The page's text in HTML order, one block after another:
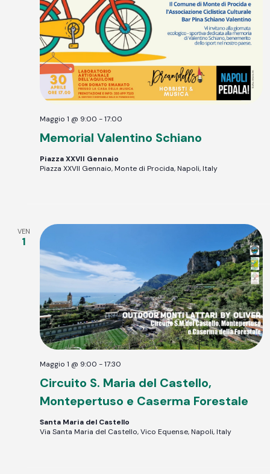
Memorial Valentino Schiano
Maggio 1 @ 9:00 -17:00
Piazza XXVII Gennaio
Piazza XXVII Gennaio, Monte di Procida, Napoli, Italy
VEN
1
Circuito S. Maria del Castello,
Montepertuso e Caserma Forestale
Maggio 1 @ 9:00 -17:30
Santa Maria del Castello
Via Santa Maria del Castello, Vico Equense, Napoli, Italy